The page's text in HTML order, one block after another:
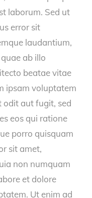
laborum. Sed ut
error sit
laudantium,
ab illo
beatae vitae
ipsam voluptatem
odit aut fugit, sed
eos qui ratione
porro quisquam
sit amet,
non numquam
et dolore
Ut enim ad